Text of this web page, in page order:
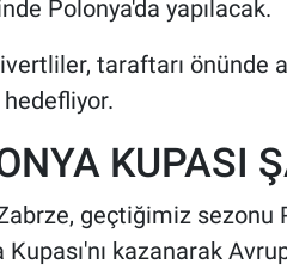
Polonya'da yapılacak.
taraftarı önünde
KUPASI
geçtiğimiz sezonu
Kupası'nı kazanarak